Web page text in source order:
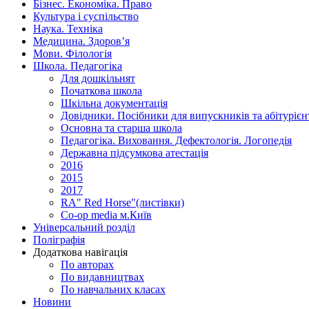
Бізнес. Економіка. Право
Культура і суспільство
Наука. Техніка
Медицина. Здоров’я
Мови. Філологія
Школа. Педагогіка
Для дошкільнят
Початкова школа
Шкільна документація
Довідники. Посібники для випускників та
Основна та старша школа
Педагогіка. Виховання. Дефектологія. Логопедія
Державна підсумкова атестація
2016
2015
2017
RA" Red Horse"(листівки)
Co-op media м.Київ
Універсальний розділ
Поліграфія
Додаткова навігація
По авторах
По видавництвах
По навчальних класах
Новини